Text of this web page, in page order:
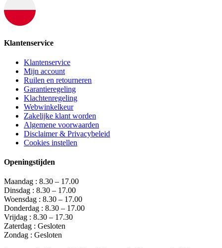
Klantenservice
Klantenservice
Mijn account
Ruilen en retourneren
Garantieregeling
Klachtenregeling
Webwinkelkeur
Zakelijke klant worden
Algemene voorwaarden
Disclaimer & Privacybeleid
Cookies instellen
Openingstijden
Maandag : 8.30 – 17.00
Dinsdag : 8.30 – 17.00
Woensdag : 8.30 – 17.00
Donderdag : 8.30 – 17.00
Vrijdag : 8.30 – 17.30
Zaterdag : Gesloten
Zondag : Gesloten